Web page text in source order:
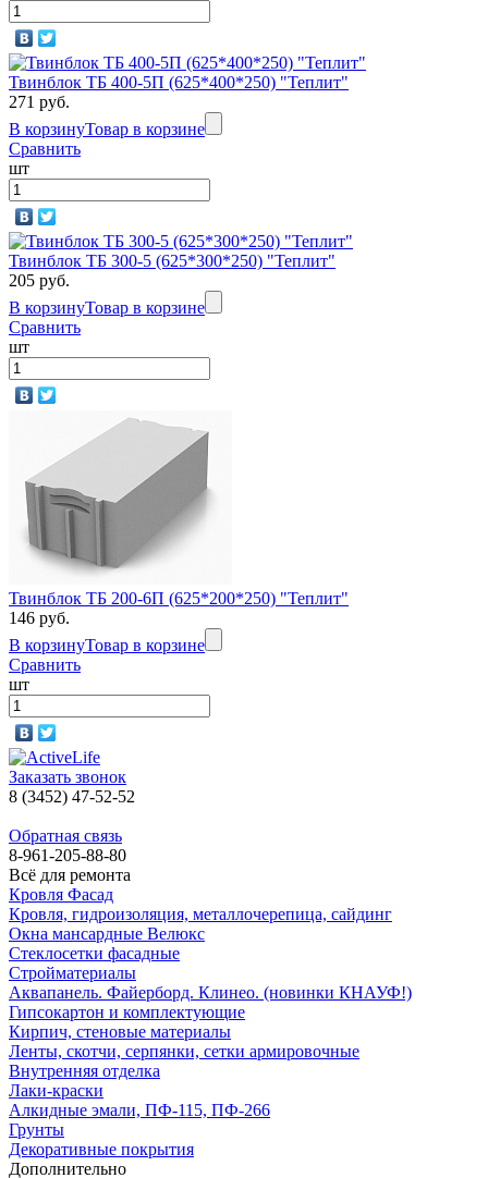
Твинблок ТБ 400-5П (625*400*250) "Теплит"
271 руб.
В корзинуТовар в корзине
Сравнить
шт
Твинблок ТБ 300-5 (625*300*250) "Теплит"
205 руб.
В корзинуТовар в корзине
Сравнить
шт
Твинблок ТБ 200-6П (625*200*250) "Теплит"
146 руб.
В корзинуТовар в корзине
Сравнить
шт
Заказать звонок
8 (3452) 47-52-52
Обратная связь
8-961-205-88-80
Всё для ремонта
Кровля Фасад
Кровля, гидроизоляция, металлочерепица, сайдинг
Окна мансардные Велюкс
Стеклосетки фасадные
Стройматериалы
Аквапанель. Файерборд. Клинео. (новинки КНАУФ!)
Гипсокартон и комплектующие
Кирпич, стеновые материалы
Ленты, скотчи, серпянки, сетки армировочные
Внутренняя отделка
Лаки-краски
Алкидные эмали, ПФ-115, ПФ-266
Грунты
Декоративные покрытия
Дополнительно